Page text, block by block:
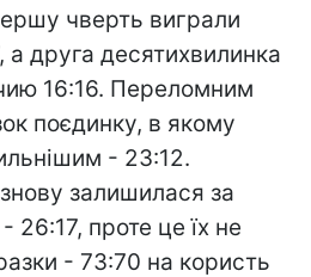
чверть виграли
друга десятихвилинка
16:16. Переломним
поєдинку, в якому
- 23:12.
залишилася за
26:17, проте це їх не
- 73:70 на користь